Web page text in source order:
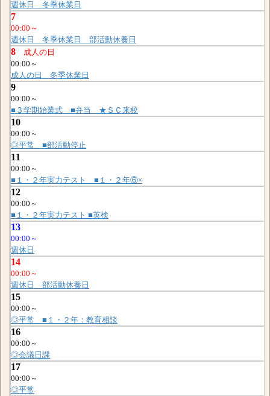
週休日 冬季休業日
7
00:00～
週休日 冬季休業日 部活動休養日
8
成人の日
00:00～
成人の日 冬季休業日
9
00:00～
■３学期始業式 ■弁当 ★ＳＣ来校
10
00:00～
◎平常 ■部活動停止
11
00:00～
■１・２年実力テスト ■１・２年⑥×
12
00:00～
■１・２年実力テスト ■英検
13
00:00～
週休日
14
00:00～
週休日 部活動休養日
15
00:00～
◎平常 ■１・２年：教育相談
16
00:00～
◎会議日課
17
00:00～
◎平常